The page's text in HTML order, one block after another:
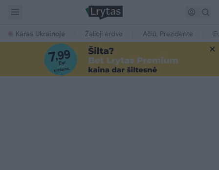
Karas Ukrainoje Žalioji erdvė Ačiū, Prezidente